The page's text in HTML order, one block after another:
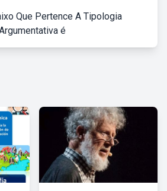
Que Pertence A Tipologia
é